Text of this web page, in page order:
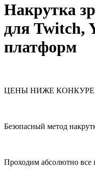
Накрутка
для Twitch,
платформ
ЦЕНЫ НИЖЕ
Безопасный метод
Проходим абсолютно все